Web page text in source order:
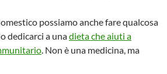
possiamo anche fare qualcosa
dedicarci a unadieta che aiuti a
. Non è una medicina, ma